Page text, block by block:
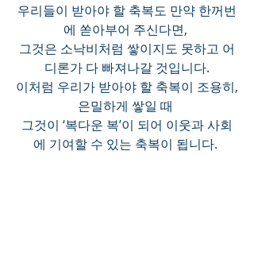
우리들이 받아야 할 축복도 만약 한꺼번
에 쏟아부어 주신다면,
그것은 소낙비처럼 쌓이지도 못하고 어
디론가 다 빠져나갈 것입니다.
이처럼 우리가 받아야 할 축복이 조용히,
은밀하게 쌓일 때
그것이 ‘복다운 복’이 되어 이웃과 사회
에 기여할 수 있는 축복이 됩니다.